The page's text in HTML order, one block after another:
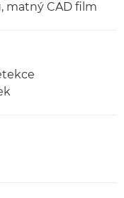
matný CAD film